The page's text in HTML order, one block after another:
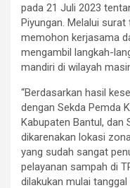
pada 21 Juli 2023
Piyungan. Melalui
memohon kerjasama
mengambil langkah-
mandiri di wilayah
“Berdasarkan hasil
dengan Sekda Pemda
Kabupaten Bantul, dan
dikarenakan lokasi
yang sudah sangat
pelayanan sampah di
dilakukan mulai